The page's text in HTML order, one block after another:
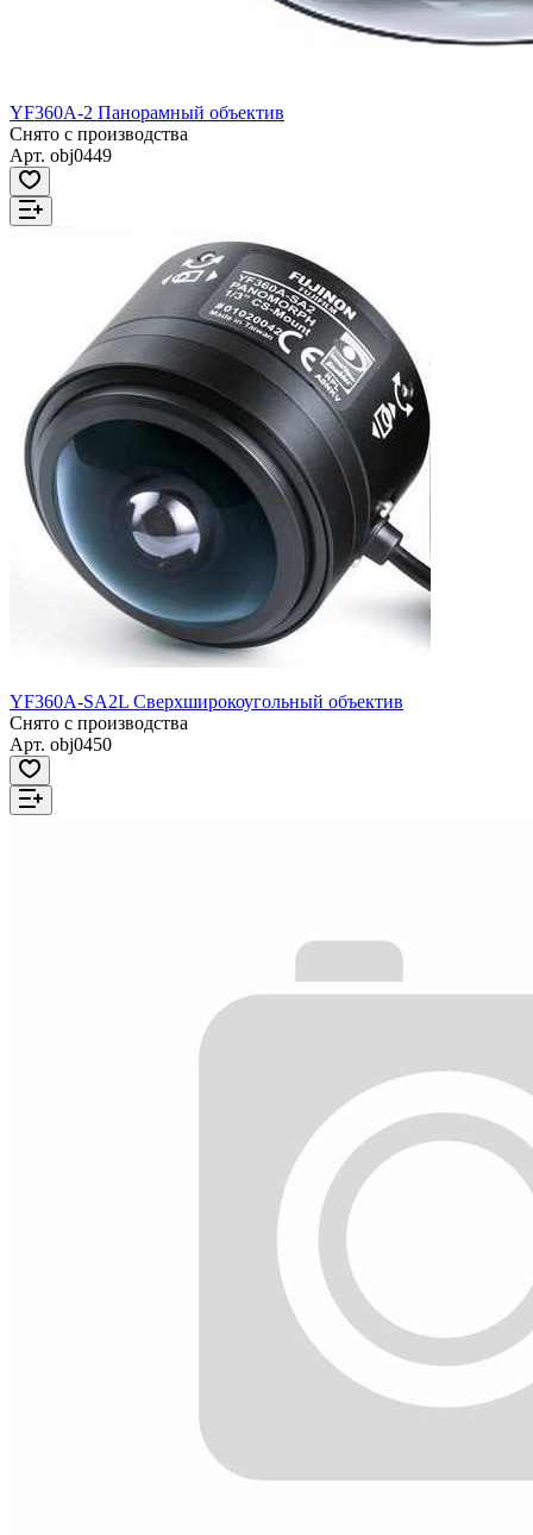
YF360A-2 Панорамный объектив
Снято с производства
Арт. obj0449
YF360A-SA2L Сверхширокоугольный объектив
Снято с производства
Арт. obj0450